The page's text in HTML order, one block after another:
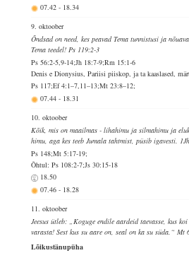
07.42- 18.34
9. oktoober
Õndsad on need, kes peavad Tema tunnistusi ja
Tema teedel! Ps 119:2-3
Ps 56:2-5,9-14;Jh 18:7-9;Rm 15:1-6
Denis e Dionysius, Pariisi piiskop, ja ta kaaslased,
Ps 117;Ef 4:1–7,11–13;Mt 23:8–12;
07.44- 18.31
10. oktoober
Kõik, mis on maailmas - lihahimu ja silmahimu ja
himu, aga kes teeb Jumala tahtmist, püsib igavesti.
Ps 148;Mt 5:17-19;
Õhtul: Ps 108:2-7;Js 30:15-18
18.50
07.46- 18.28
11. oktoober
Jeesus ütleb: „Koguge endile aardeid taevasse, kus
varasta! Sest kus su aare on, seal on ka su süda.“ Mt
Lõikustänupüha